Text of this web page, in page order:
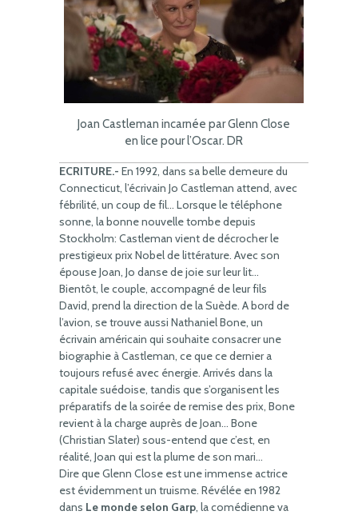
Joan Castleman incarnée par Glenn Close
en lice pour l’Oscar. DR
ECRITURE.- En 1992, dans sa belle demeure du
Connecticut, l’écrivain Jo Castleman attend, avec
fébrilité, un coup de fil… Lorsque le téléphone
sonne, la bonne nouvelle tombe depuis
Stockholm: Castleman vient de décrocher le
prestigieux prix Nobel de littérature. Avec son
épouse Joan, Jo danse de joie sur leur lit…
Bientôt, le couple, accompagné de leur fils
David, prend la direction de la Suède. A bord de
l’avion, se trouve aussi Nathaniel Bone, un
écrivain américain qui souhaite consacrer une
biographie à Castleman, ce que ce dernier a
toujours refusé avec énergie. Arrivés dans la
capitale suédoise, tandis que s’organisent les
préparatifs de la soirée de remise des prix, Bone
revient à la charge auprès de Joan… Bone
(Christian Slater) sous-entend que c’est, en
réalité, Joan qui est la plume de son mari…
Dire que Glenn Close est une immense actrice
est évidemment un truisme. Révélée en 1982
dans Le monde selon Garp, la comédienne va